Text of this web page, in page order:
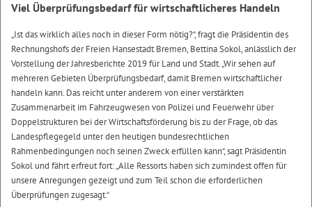
Viel Überprüfungsbedarf für wirtschaftlicheres Handeln
„Ist das wirklich alles noch in dieser Form nötig?“, fragt die Präsidentin des
Rechnungshofs der Freien Hansestadt Bremen, Bettina Sokol, anlässlich der
Vorstellung der Jahresberichte 2019 für Land und Stadt. „Wir sehen auf
mehreren Gebieten Überprüfungsbedarf, damit Bremen wirtschaftlicher
handeln kann. Das reicht unter anderem von einer verstärkten
Zusammenarbeit im Fahrzeugwesen von Polizei und Feuerwehr über
Doppelstrukturen bei der Wirtschaftsförderung bis zu der Frage, ob das
Landespflegegeld unter den heutigen bundesrechtlichen
Rahmenbedingungen noch seinen Zweck erfüllen kann“, sagt Präsidentin
Sokol und fährt erfreut fort: „Alle Ressorts haben sich zumindest offen für
unsere Anregungen gezeigt und zum Teil schon die erforderlichen
Überprüfungen zugesagt.“